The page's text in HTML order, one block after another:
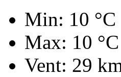
Min: 10 °C
Max: 10 °C
Vent: 29